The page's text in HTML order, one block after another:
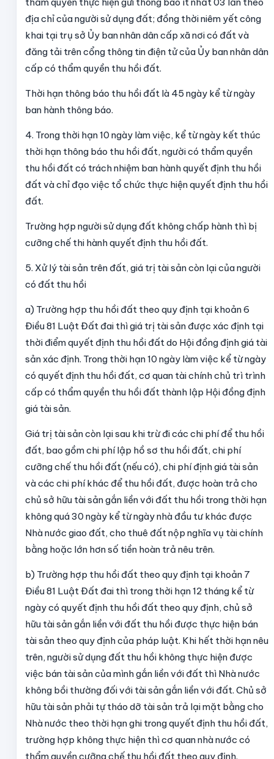
địa chỉ của người sử dụng đất; đồng thời niêm yết công
khai tại trụ sở Ủy ban nhân dân cấp xã nơi có đất và
đăng tải trên cổng thông tin điện tử của Ủy ban nhân dân
cấp có thẩm quyền thu hồi đất.
Thời hạn thông báo thu hồi đất là 45 ngày kể từ ngày
ban hành thông báo.
4. Trong thời hạn 10 ngày làm việc, kể từ ngày kết thúc
thời hạn thông báo thu hồi đất, người có thẩm quyền
thu hồi đất có trách nhiệm ban hành quyết định thu hồi
đất và chỉ đạo việc tổ chức thực hiện quyết định thu hồi
đất.
Trường hợp người sử dụng đất không chấp hành thì bị
cưỡng chế thi hành quyết định thu hồi đất.
5. Xử lý tài sản trên đất, giá trị tài sản còn lại của người
có đất thu hồi
a) Trường hợp thu hồi đất theo quy định tại khoản 6
Điều 81 Luật Đất đai thì giá trị tài sản được xác định tại
thời điểm quyết định thu hồi đất do Hội đồng định giá tài
sản xác định. Trong thời hạn 10 ngày làm việc kể từ ngày
có quyết định thu hồi đất, cơ quan tài chính chủ trì trình
cấp có thẩm quyền thu hồi đất thành lập Hội đồng định
giá tài sản.
Giá trị tài sản còn lại sau khi trừ đi các chi phí để thu hồi
đất, bao gồm chi phí lập hồ sơ thu hồi đất, chi phí
cưỡng chế thu hồi đất (nếu có), chi phí định giá tài sản
và các chi phí khác để thu hồi đất, được hoàn trả cho
chủ sở hữu tài sản gắn liền với đất thu hồi trong thời hạn
không quá 30 ngày kể từ ngày nhà đầu tư khác được
Nhà nước giao đất, cho thuê đất nộp nghĩa vụ tài chính
bằng hoặc lớn hơn số tiền hoàn trả nêu trên.
b) Trường hợp thu hồi đất theo quy định tại khoản 7
Điều 81 Luật Đất đai thì trong thời hạn 12 tháng kể từ
ngày có quyết định thu hồi đất theo quy định, chủ sở
hữu tài sản gắn liền với đất thu hồi được thực hiện bán
tài sản theo quy định của pháp luật. Khi hết thời hạn nêu
trên, người sử dụng đất thu hồi không thực hiện được
việc bán tài sản của mình gắn liền với đất thì Nhà nước
không bồi thường đối với tài sản gắn liền với đất. Chủ sở
hữu tài sản phải tự tháo dỡ tài sản trả lại mặt bằng cho
Nhà nước theo thời hạn ghi trong quyết định thu hồi đất,
trường hợp không thực hiện thì cơ quan nhà nước có
thẩm quyền cưỡng chế thu hồi đất theo quy định.